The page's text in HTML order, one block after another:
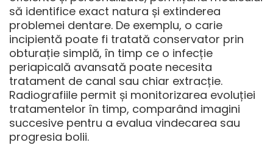
să identifice exact natura și extinderea
problemei dentare. De exemplu, o carie
incipientă poate fi tratată conservator prin
obturație simplă, în timp ce o infecție
periapicală avansată poate necesita
tratament de canal sau chiar extracție.
Radiografiile permit și monitorizarea evoluției
tratamentelor în timp, comparând imagini
succesive pentru a evalua vindecarea sau
progresia bolii.